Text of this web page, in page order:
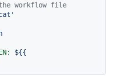
workflow file
${{